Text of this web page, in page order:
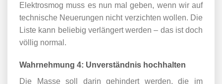
Elektrosmog muss es nun mal geben, wenn wir auf
technische Neuerungen nicht verzichten wollen. Die
Liste kann beliebig verlängert werden – das ist doch
völlig normal.
Wahrnehmung 4: Unverständnis hochhalten
Die Masse soll darin gehindert werden, die im